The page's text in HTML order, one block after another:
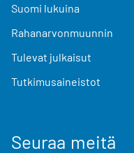
Suomi lukuina
Rahanarvonmuunnin
Tulevat julkaisut
Tutkimusaineistot
Seuraa meitä